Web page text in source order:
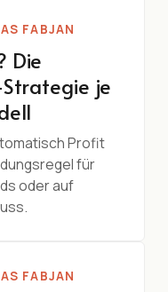
FABJAN
Die
je
Profit
für
oder auf
FABJAN